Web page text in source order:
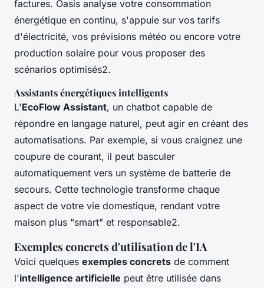
factures. Oasis analyse votre consommation
énergétique en continu, s'appuie sur vos tarifs
d'électricité, vos prévisions météo ou encore votre
production solaire pour vous proposer des
scénarios optimisés2.
Assistants énergétiques intelligents
L'EcoFlow Assistant, un chatbot capable de
répondre en langage naturel, peut agir en créant des
automatisations. Par exemple, si vous craignez une
coupure de courant, il peut basculer
automatiquement vers un système de batterie de
secours. Cette technologie transforme chaque
aspect de votre vie domestique, rendant votre
maison plus "smart" et responsable2.
Exemples concrets d'utilisation de l'IA
Voici quelques exemples concrets de comment
l'intelligence artificielle peut être utilisée dans